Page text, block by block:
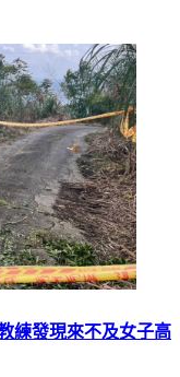
練發現來不及女子高